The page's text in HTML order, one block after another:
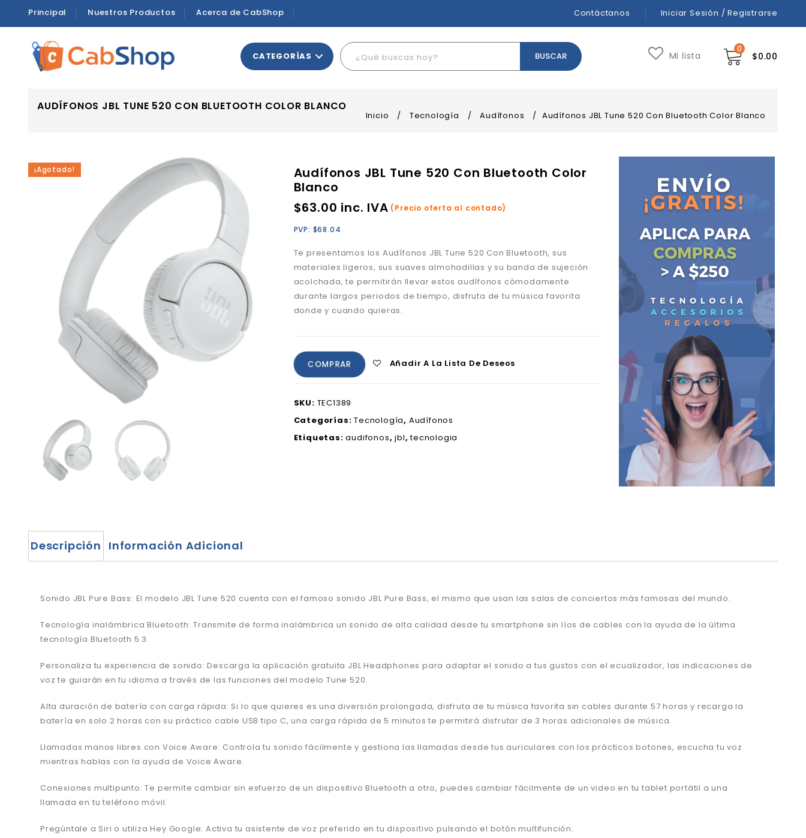
Principal Nuestros Productos Acerca de CabShop Contáctanos Iniciar Sesión / Registrarse
0
$0.00
Mi lista
CATEGORÍAS
AUDÍFONOS JBL TUNE 520 CON BLUETOOTH COLOR BLANCO
Inicio / Tecnología / Audífonos / Audífonos JBL Tune 520 Con Bluetooth Color Blanco
¡Agotado!
Audífonos JBL Tune 520 Con Bluetooth Color
Blanco
$63.00 inc. IVA (Precio oferta al contado)
PVP: $68.04
Te presentamos los Audífonos JBL Tune 520 Con Bluetooth, sus
materiales ligeros, sus suaves almohadillas y su banda de sujeción
acolchada, te permitirán llevar estos audífonos cómodamente
durante largos periodos de tiempo, disfruta de tu música favorita
donde y cuando quieras.
COMPRAR Añadir A La Lista De Deseos
SKU: TEC1389
Categorías:Tecnología, Audífonos
Etiquetas:audifonos,jbl,tecnologia
Descripción Información Adicional
Sonido JBL Pure Bass: El modelo JBL Tune 520 cuenta con el famoso sonido JBL Pure Bass, el mismo que usan las salas de conciertos más famosas del mundo.
Tecnología inalámbrica Bluetooth: Transmite de forma inalámbrica un sonido de alta calidad desde tu smartphone sin líos de cables con la ayuda de la última
tecnología Bluetooth 5.3.
Personaliza tu experiencia de sonido: Descarga la aplicación gratuita JBL Headphones para adaptar el sonido a tus gustos con el ecualizador, las indicaciones de
voz te guiarán en tu idioma a través de las funciones del modelo Tune 520.
Alta duración de batería con carga rápida: Si lo que quieres es una diversión prolongada, disfruta de tu música favorita sin cables durante 57 horas y recarga la
batería en solo 2 horas con su práctico cable USB tipo C, una carga rápida de 5 minutos te permitirá disfrutar de 3 horas adicionales de música.
Llamadas manos libres con Voice Aware: Controla tu sonido fácilmente y gestiona las llamadas desde tus auriculares con los prácticos botones, escucha tu voz
mientras hablas con la ayuda de Voice Aware.
Conexiones multipunto: Te permite cambiar sin esfuerzo de un dispositivo Bluetooth a otro, puedes cambiar fácilmente de un video en tu tablet portátil a una
llamada en tu teléfono móvil.
Pregúntale a Siri o utiliza Hey Google: Activa tu asistente de voz preferido en tu dispositivo pulsando el botón multifunción.